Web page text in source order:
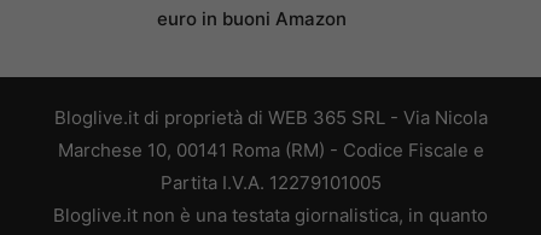
euro in buoni Amazon
Bloglive.it di proprietà di WEB 365 SRL - Via Nicola
Marchese 10, 00141 Roma (RM) - Codice Fiscale e
Partita I.V.A. 12279101005
Bloglive.it non è una testata giornalistica, in quanto